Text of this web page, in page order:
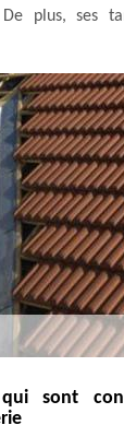
plus, ses
sont